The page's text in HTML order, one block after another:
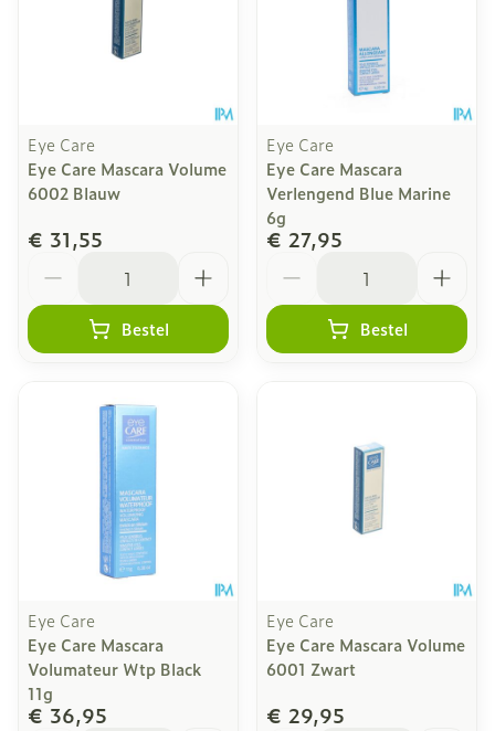
Eye Care
Eye Care Mascara Volume
6002 Blauw
€ 31,55
Bestel
Eye Care
Eye Care Mascara
Verlengend Blue Marine
6g
€ 27,95
Bestel
Eye Care
Eye Care Mascara
Volumateur Wtp Black
11g
€ 36,95
Eye Care
Eye Care Mascara Volume
6001 Zwart
€ 29,95